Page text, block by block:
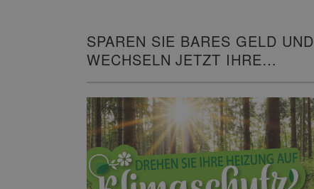
SPAREN SIE BARES GELD UND
WECHSELN JETZT IHRE